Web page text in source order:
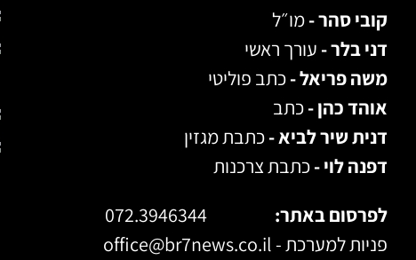
קובי סהר -מו״ל
דני בלר - עורך ראשי
משה פריאל -כתב פוליטי
אוהד כהן -כתב
דנית שיר לביא -כתבת מגזין
דפנה לוי -כתבת צרכנות
לפרסום באתר:
072.3946344
פניות למערכת -office@br7news.co.il